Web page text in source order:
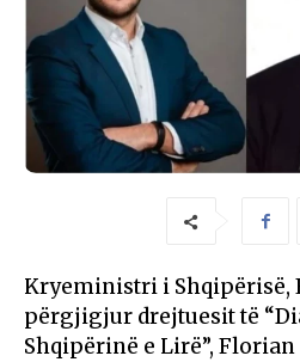
Kryeministri i Shqipërisë,
përgjigjur drejtuesit të
Shqipërinë e Lirë”,